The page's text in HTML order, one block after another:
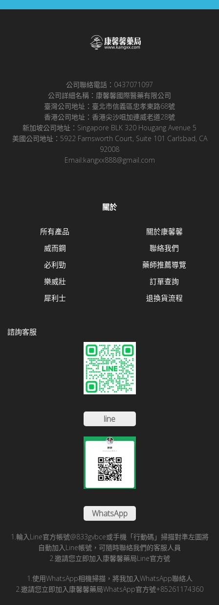
公司聯絡電話：0437071097
公司詳細名稱：康馨馨國際醫藥有限公司
臺灣公司地址：臺北市信義區忠孝東路68號
香港公司地址：香港尖沙咀加連威老道28號
新加坡公司地址：Singapore BLK 320 Hougang Avenue 5
美國公司地址：5922 Farnsworth Court, Suite 101 Carlsbad, CA
92008
Email:kangxx888@gmail.com
關於
所有產品
威而鋼
必利勁
樂威壯
犀利士
關於康馨馨
聯絡我們
藥師推薦導覽
訂單查詢
退換貨流程
諮詢客服
line
WhatsApp
1.輪入Line官方帳號@833gvbce或手機「行動碼」掃描對準左圖將
自動加入Line帳號，可隨時聯絡我們的客服人員
2.邀請您立即加入康馨馨藥局Line官方號
1.使用WhatsApp相機掃描，將我加入WhatsApp聯絡人
2.邀請您立即加入康馨馨藥局WhatsApp官方號+85261174360